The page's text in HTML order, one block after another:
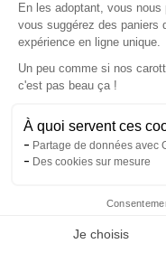
En les adoptant, vous nous
vous suggérez des paniers
expérience en ligne unique.
Un peu comme si nos
c'est pas beau ça !
À quoi servent ces
Partage de données avec
Des cookies sur mesure
Je choisis